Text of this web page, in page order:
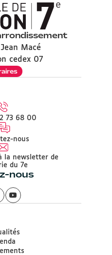
Macé
cedex 07
73 68 00
nous
la newsletter de
du 7e
nous